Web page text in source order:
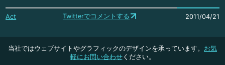
Act Twitterでコメントする 2011/04/21
当社ではウェブサイトやグラフィックのデザインを承っています。 お気
軽にお問い合わせください。